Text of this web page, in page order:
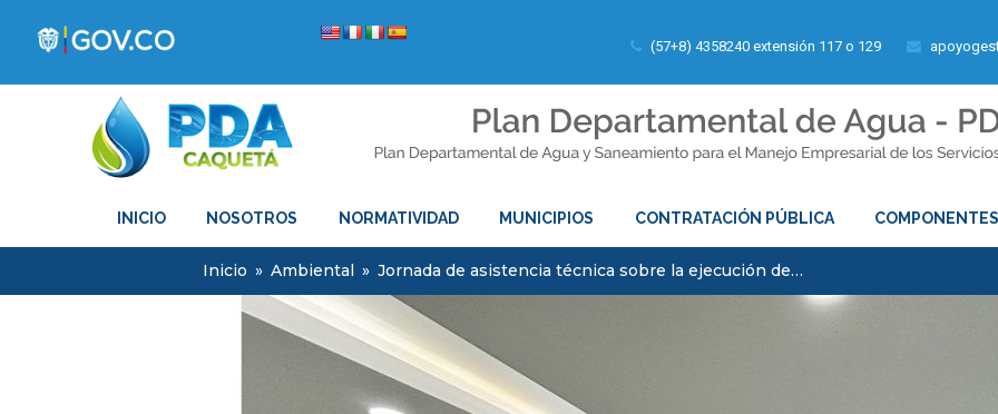
(57+8) 4358240 extensión 117 o 129
INICIO NOSOTROS NORMATIVIDAD MUNICIPIOS CONTRATACIÓN PÚBLICA COMPONENTES
Inicio » Ambiental » Jornada de asistencia técnica sobre la ejecución de…